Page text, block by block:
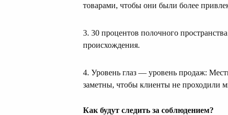
товарами, чтобы они были более
3. 30 процентов полочного
происхождения.
4. Уровень глаз — уровень продаж:
заметны, чтобы клиенты не проходили
Как будут следить за соблюдением?